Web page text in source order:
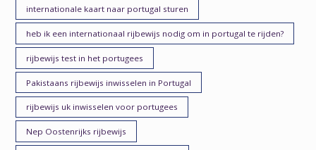
internationale kaart naar portugal sturen
heb ik een internationaal rijbewijs nodig om in portugal te rijden?
rijbewijs test in het portugees
Pakistaans rijbewijs inwisselen in Portugal
rijbewijs uk inwisselen voor portugees
Nep Oostenrijks rijbewijs